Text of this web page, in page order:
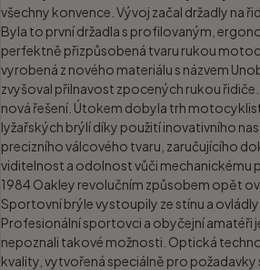
všechny konvence. Vývoj začal držadly na
Byla to první držadla s profilovaným,
perfektně přizpůsobená tvaru rukou
vyrobená z nového materiálu s názvem
zvyšoval přilnavost zpocených rukou řidiče.
nová řešení. Útokem dobyla trh
lyžařských brýlí díky použití inovativního
precizního válcového tvaru, zaručujícího
viditelnost a odolnost vůči mechanickému
1984 Oakley revolučním způsobem opět
Sportovní brýle vystoupily ze stínu a
Profesionální sportovci a obyčejní amatéři
nepoznali takové možnosti. Optická
kvality, vytvořená speciálně pro požadavky